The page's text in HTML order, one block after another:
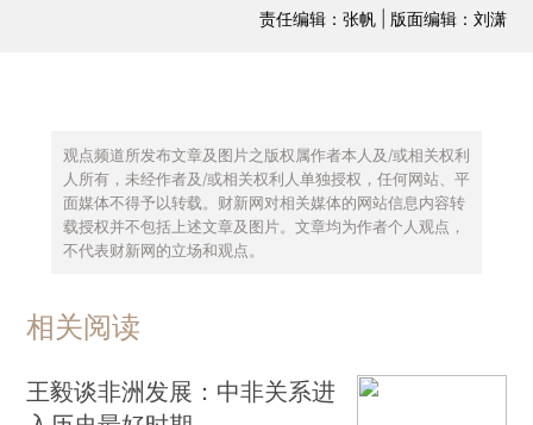
责任编辑：张帆 | 版面编辑：刘潇
观点频道所发布文章及图片之版权属作者本人及/或相关权利
人所有，未经作者及/或相关权利人单独授权，任何网站、平
面媒体不得予以转载。财新网对相关媒体的网站信息内容转
载授权并不包括上述文章及图片。文章均为作者个人观点，
不代表财新网的立场和观点。
相关阅读
王毅谈非洲发展：中非关系进